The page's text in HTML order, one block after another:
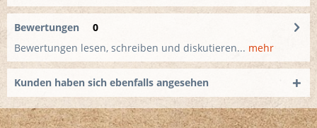
Bewertungen
0
Bewertungen lesen, schreiben und diskutieren... mehr
Kunden haben sich ebenfalls angesehen